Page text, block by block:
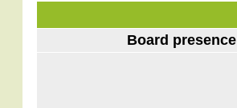
Board presence